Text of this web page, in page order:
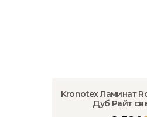
Kronotex Ламинат
Дуб Райт